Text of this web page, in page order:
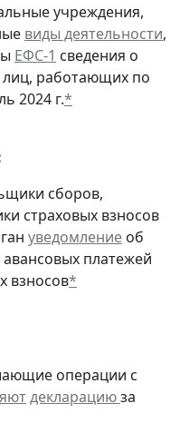
учреждения,
виды деятельности,
ЕФС-1 сведения о
работающих по
2024 г.*
сборов,
страховых взносов
уведомление об
платежей
взносов*
операции с
декларациюза